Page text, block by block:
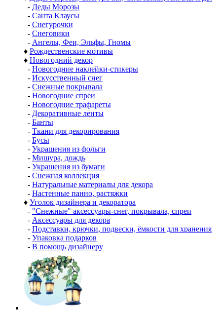
- Деды Морозы
- Санта Клаусы
- Снегурочки
- Снеговики
- Ангелы, Феи, Эльфы, Гномы
♦ Рождественские мотивы
♦ Новогодний декор
- Новогодние наклейки-стикеры
- Искусственный снег
- Снежные покрывала
- Новогодние спреи
- Новогодние трафареты
- Декоративные ленты
- Банты
- Ткани для декорирования
- Бусы
- Украшения из фольги
- Мишура, дождь
- Украшения из бумаги
- Снежная коллекция
- Натуральные материалы для декора
- Настенные панно, растяжки
♦ Уголок дизайнера и декоратора
- "Снежные" аксессуары-снег, покрывала, спреи
- Аксессуары для декора
- Подставки, крючки, подвески, ёмкости для хранения
- Упаковка подарков
- В помощь дизайнеру